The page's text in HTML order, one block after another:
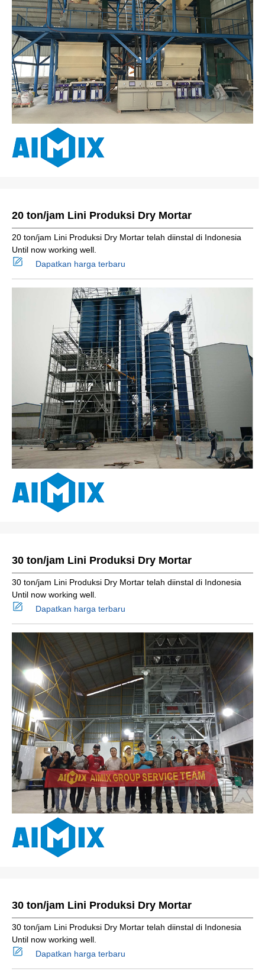
20 ton/jam Lini Produksi Dry Mortar
20 ton/jam Lini Produksi Dry Mortar telah diinstal di Indonesia
Until now working well.
Dapatkan harga terbaru
30 ton/jam Lini Produksi Dry Mortar
30 ton/jam Lini Produksi Dry Mortar telah diinstal di Indonesia
Until now working well.
Dapatkan harga terbaru
30 ton/jam Lini Produksi Dry Mortar
30 ton/jam Lini Produksi Dry Mortar telah diinstal di Indonesia
Until now working well.
Dapatkan harga terbaru